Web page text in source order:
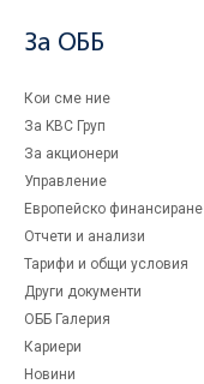
За ОББ
Кои сме ние
За KBC Груп
За акционери
Управление
Европейско финансиране
Отчети и анализи
Тарифи и общи условия
Други документи
ОББ Галерия
Кариери
Новини